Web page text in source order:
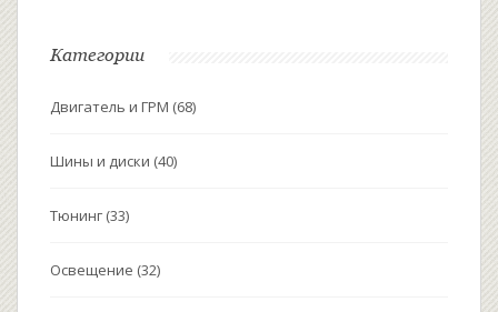
Категории
Двигатель и ГРМ (68)
Шины и диски (40)
Тюнинг (33)
Освещение (32)